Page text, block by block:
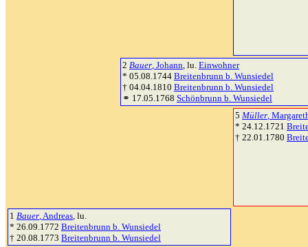
2 Bauer, Johann, lu. Einwohner
* 05.08.1744 Breitenbrunn b. Wunsiedel
† 04.04.1810 Breitenbrunn b. Wunsiedel
⚭ 17.05.1768 Schönbrunn b. Wunsiedel
5 Müller,
* 24.12.1721
† 22.01.1780
1 Bauer, Andreas, lu.
* 26.09.1772 Breitenbrunn b. Wunsiedel
† 20.08.1773 Breitenbrunn b. Wunsiedel